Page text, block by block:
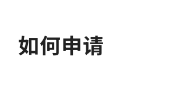
如何申请